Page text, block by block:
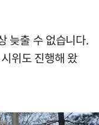
늦출 수 없습니다.
위도 진행해 왔